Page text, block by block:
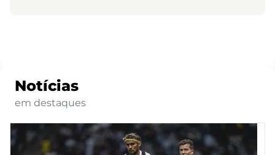
Notícias
em destaques